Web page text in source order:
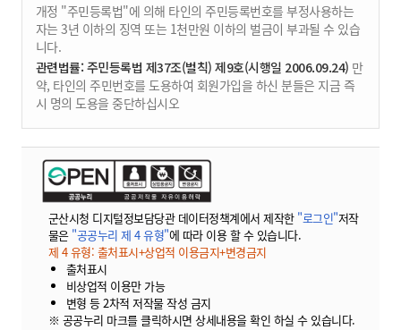
개정 "주민등록법"에 의해 타인의 주민등록번호를 부정사용하는
자는 3년 이하의 징역 또는 1천만원 이하의 벌금이 부과될 수 있습
니다.
관련법률: 주민등록법 제37조(벌칙) 제9호(시행일 2006.09.24) 만
약, 타인의 주민번호를 도용하여 회원가입을 하신 분들은 지금 즉
시 명의 도용을 중단하십시오
군산시청 디지털정보담당관 데이터정책계에서 제작한 "로그인"저작
물은 "공공누리 제 4 유형"에 따라 이용 할 수 있습니다.
제 4 유형: 출처표시+상업적 이용금지+변경금지
출처표시
비상업적 이용만 가능
변형 등 2차적 저작물 작성 금지
※ 공공누리 마크를 클릭하시면 상세내용을 확인 하실 수 있습니다.